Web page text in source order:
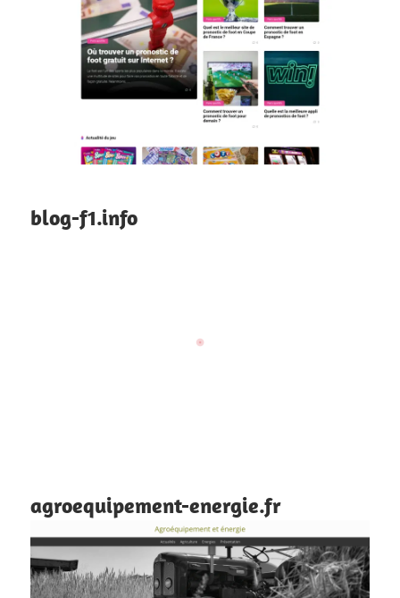
blog-f1.info
agroequipement-energie.fr